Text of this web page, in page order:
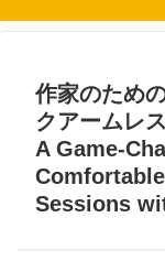
作家のため
クアームレ
A Game-
Sessions